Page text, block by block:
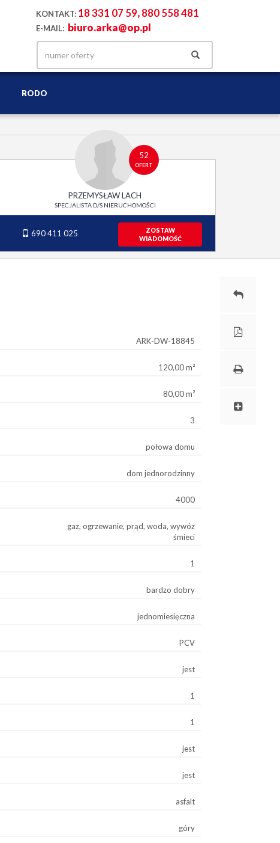
KONTAKT: 18 331 07 59,880 558 481
E-MAIL: biuro.arka@op.pl
RODO
52
OFERT
PRZEMYSŁAW LACH
SPECJALISTA D/S NIERUCHOMOŚCI
690 411 025
ZOSTAW
WIADOMOŚĆ
ARK-DW-18845
120,00 m²
80,00 m²
3
połowa domu
dom jednorodzinny
4000
gaz, ogrzewanie, prąd, woda, wywóz
śmieci
1
bardzo dobry
jednomiesięczna
PCV
jest
1
1
jest
jest
asfalt
góry